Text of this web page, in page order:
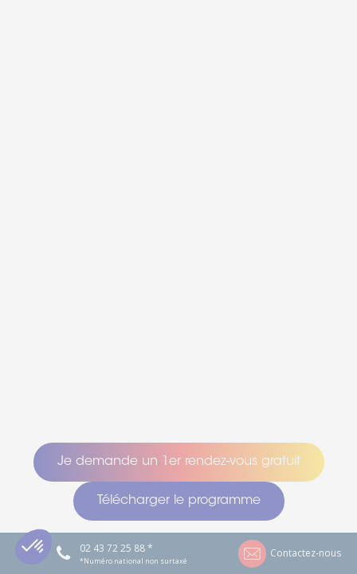
Je demande un 1er rendez-vous gratuit
Télécharger le programme
02 43 72 25 88 *
*Numéro national non surtaxé
Contactez-nous